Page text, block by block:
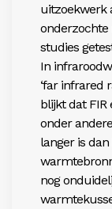
uitzoekwerk
onderzochte
studies
In
‘far infrared
blijkt dat FIR
onder
langer is
nog